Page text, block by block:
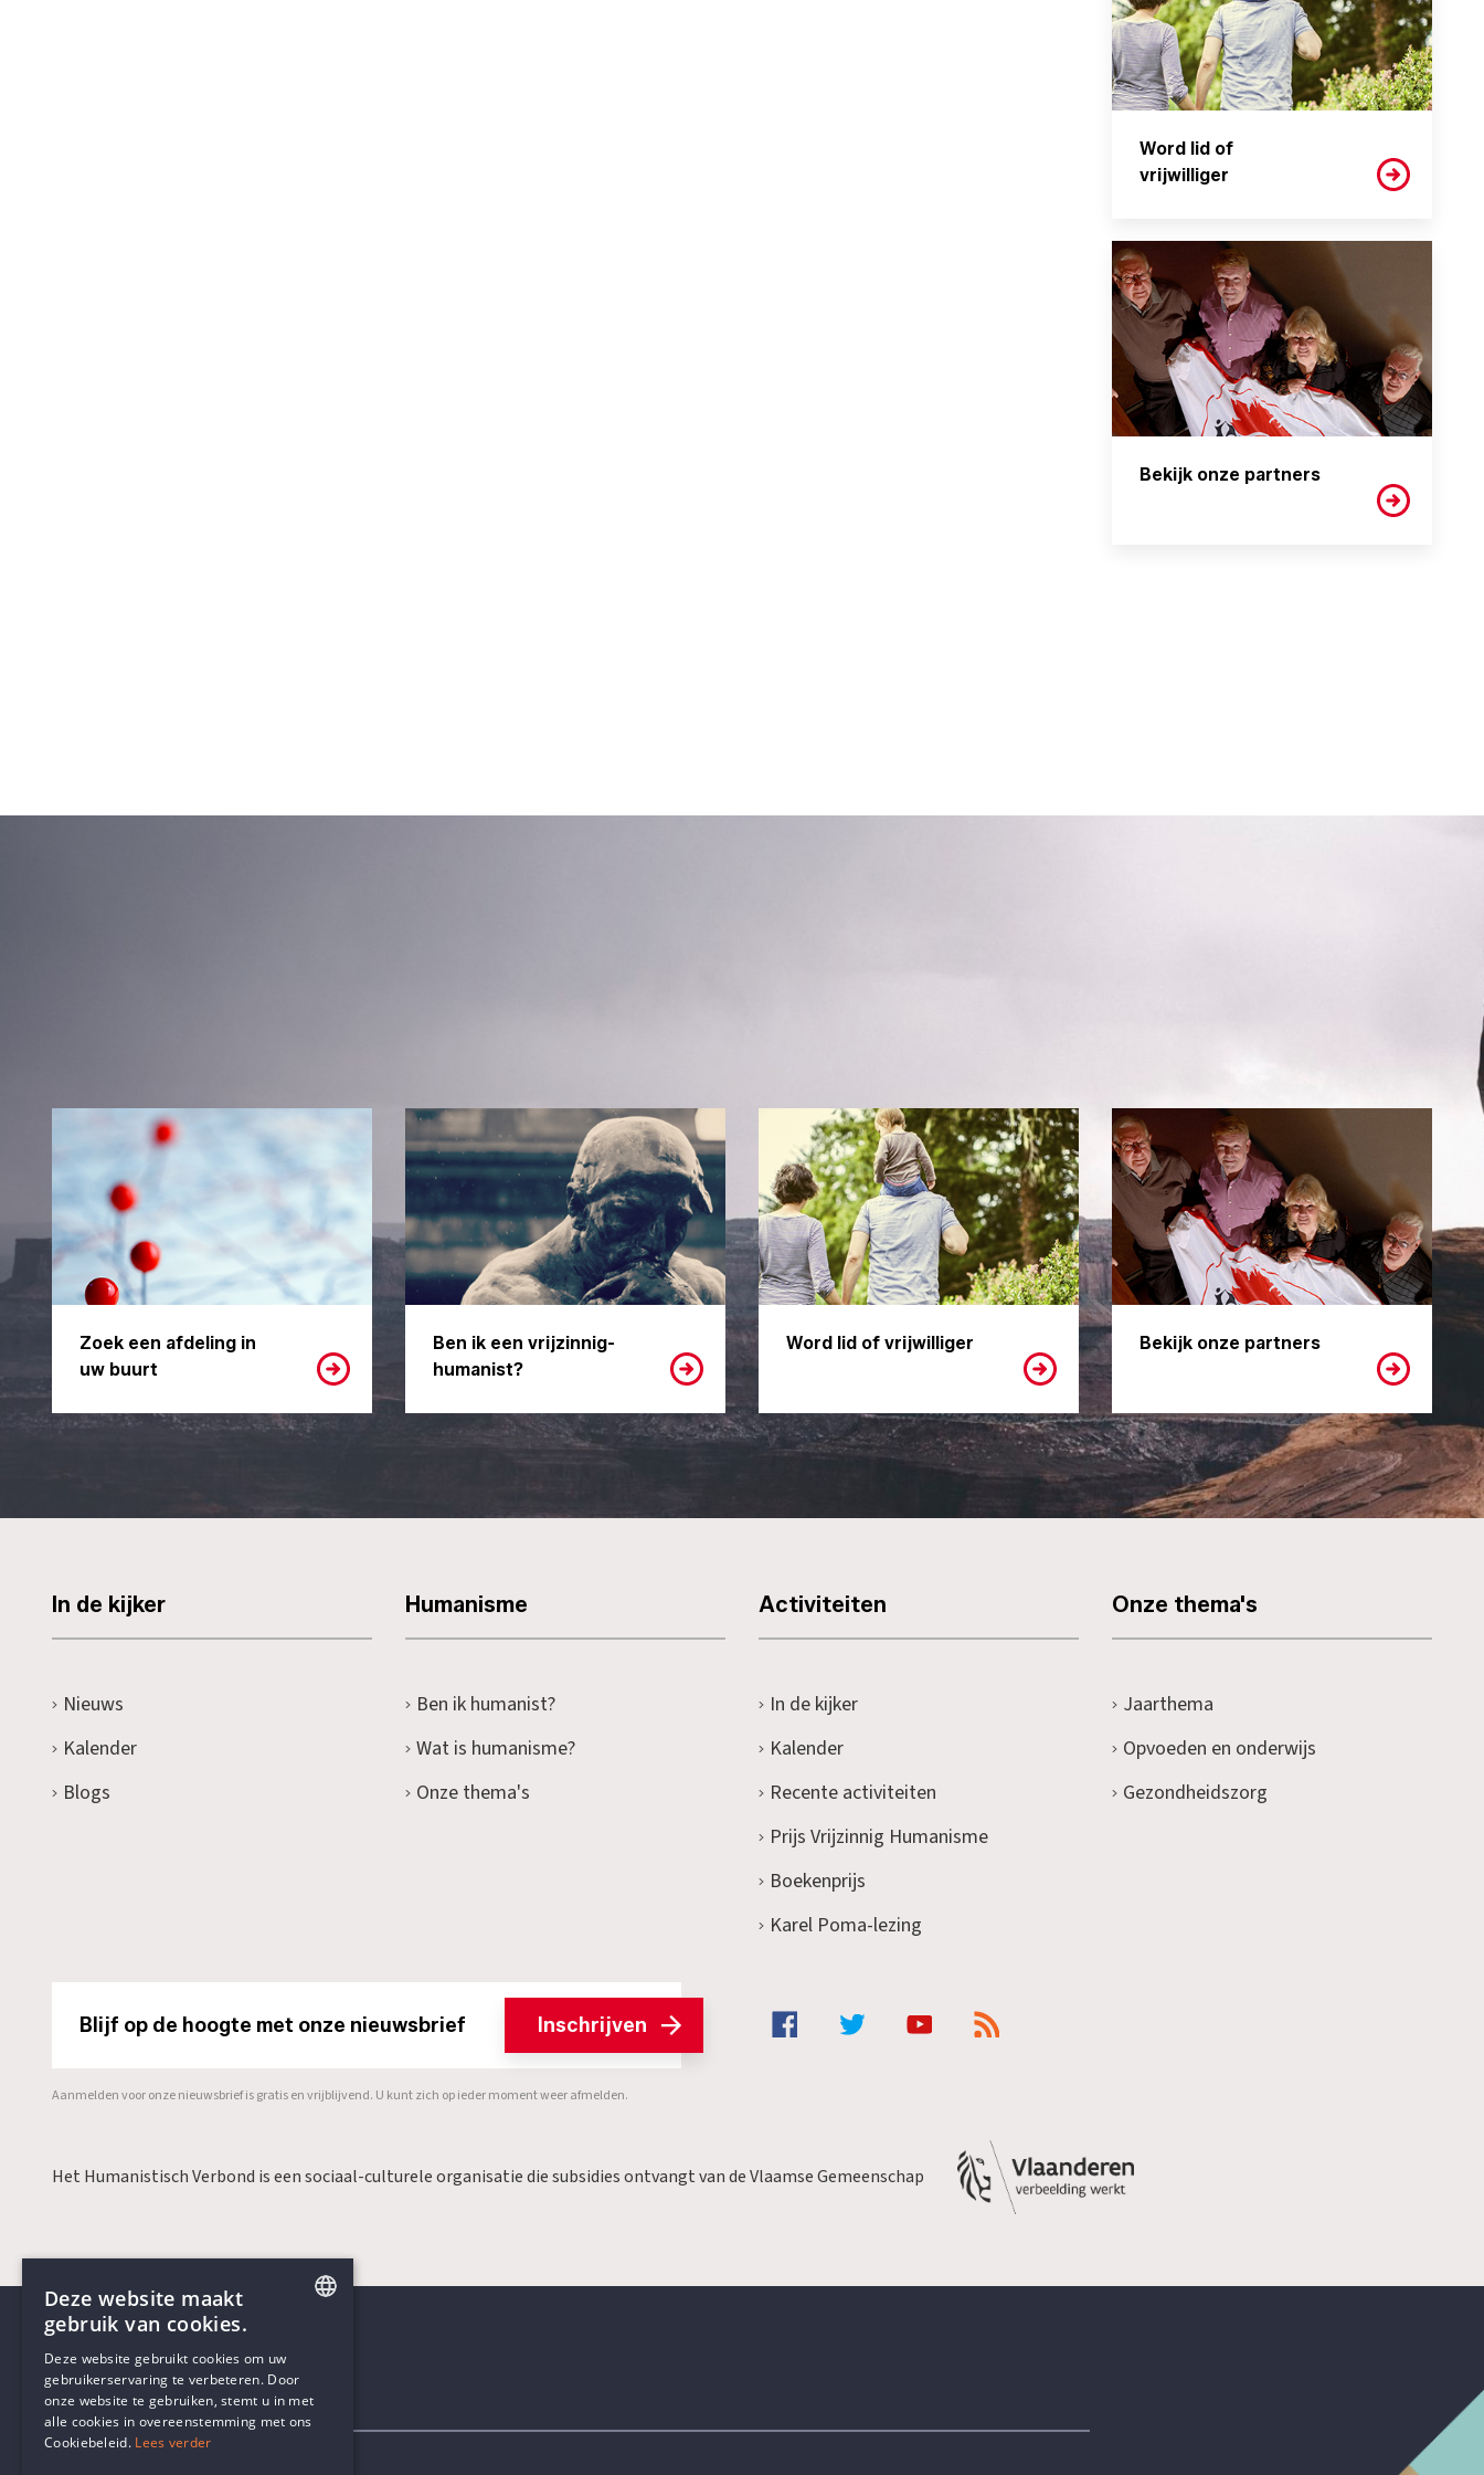
Word lid of
vrijwilliger
Bekijk onze partners
Zoek een afdeling in
uw buurt
Ben ik een vrijzinnig-
humanist?
Word lid of vrijwilliger Bekijk onze partners
In de kijker
Nieuws
Kalender
Blogs
Humanisme
Ben ik humanist?
Wat is humanisme?
Onze thema's
Activiteiten
In de kijker
Kalender
Recente activiteiten
Prijs Vrijzinnig Humanisme
Boekenprijs
Karel Poma-lezing
Onze thema's
Jaarthema
Opvoeden en onderwijs
Gezondheidszorg
Blijf op de hoogte met onze nieuwsbrief Inschrijven
Aanmelden voor onze nieuwsbrief is gratis en vrijblijvend. U kunt zich op ieder moment weer afmelden.
Het Humanistisch Verbond is een sociaal-culturele organisatie die subsidies ontvangt van de Vlaamse Gemeenschap
Contactgegevens
DUTCH
Deze website maakt
gebruik van cookies.
Deze website gebruikt cookies om uw
gebruikerservaring te verbeteren. Door
onze website te gebruiken, stemt u in met
alle cookies in overeenstemming met ons
Cookiebeleid. Lees verder